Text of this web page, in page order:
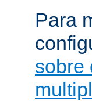
Para
sobre